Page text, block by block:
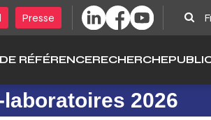
Presse
RÉFÉRENCERECHERCHE
2026